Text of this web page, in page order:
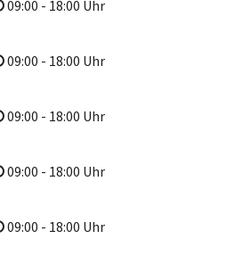
09:00 - 18:00 Uhr
09:00 - 18:00 Uhr
09:00 - 18:00 Uhr
09:00 - 18:00 Uhr
09:00 - 18:00 Uhr